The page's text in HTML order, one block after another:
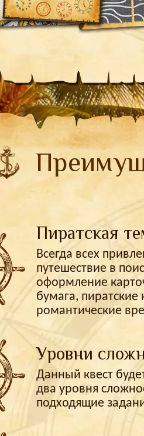
Пиратская
Всегда всех
путешествие в
оформление
бумага, пиратские
романтические
Уровни
Данный квест
два уровня
подходящие